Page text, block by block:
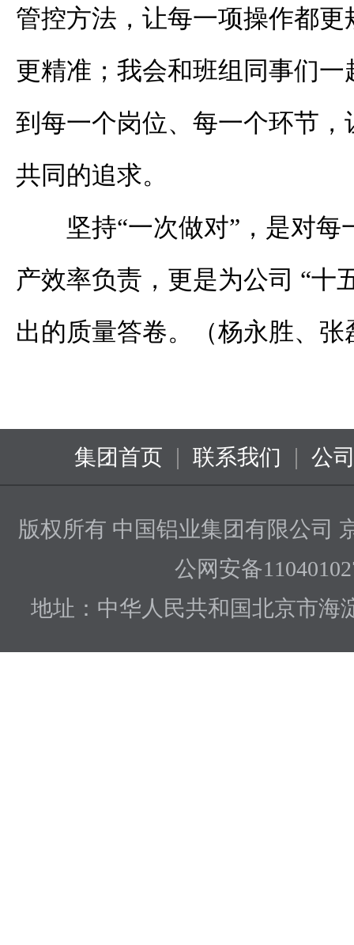
管控方法，让每一项操作都
更精准；我会和班组同事们
到每一个岗位、每一个环节，
共同的追求。
坚持“一次做对”，是对
产效率负责，更是为公司 “十
出的质量答卷。（杨永胜、张
集团首页 | 联系我们 | 公
版权所有 中国铝业集团有限公司
公网安备
地址：中华人民共和国北京市海